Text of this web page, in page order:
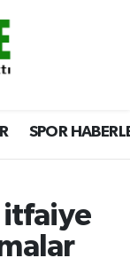
SPOR
itfaiye